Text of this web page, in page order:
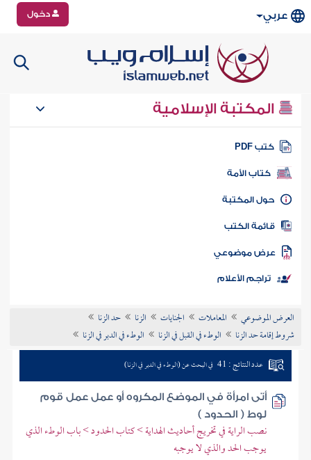
عربي دخول
المكتبة الإسلامية
كتب PDF
كتاب الأمة
المكتبة
الكتب
موضوعي
تراجم الأعلام
العرض الموضوعي المعاملات الجنايات الزنا
حد الزنا
شروط إقامة حد الزنا
الوطء في القبل في الزنا الوطء في الدبر في الزنا
عدد النتائج : 41 في البحث عن (الوطء في الدبر في الزنا)
أتى امرأة في الموضع المكروه أو عمل عمل قوم
لوط ( الحدود )
نصب الراية في تخريج أحاديث الهداية > كتاب الحدود > باب الوطء الذي
يوجب الحد والذي لا يوجبه